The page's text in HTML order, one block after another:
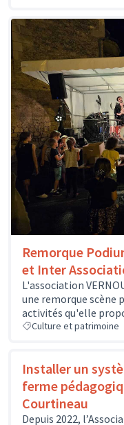
Remorque
et Inter
L'association
une remorque scène
activités qu'elle
Culture et patrimoine
Installer un
ferme
Courtineau
Depuis 2022,